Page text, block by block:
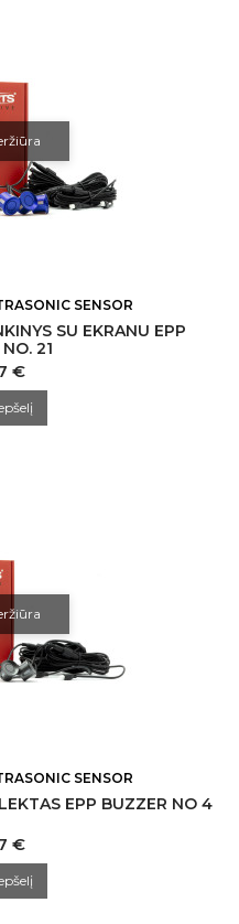
SENSOR
SU EKRANU EPP
21
€
SENSOR
EPP BUZZER NO 4
€